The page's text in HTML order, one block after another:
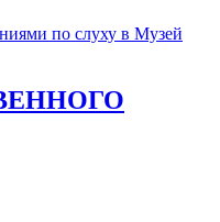
по слуху в Музей